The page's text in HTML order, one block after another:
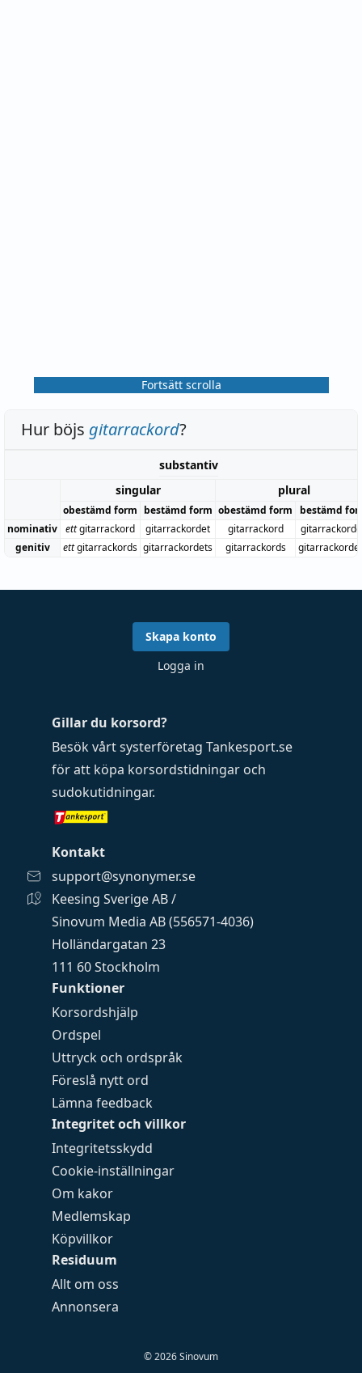
Fortsätt scrolla
Hur böjs gitarrackord?
substantiv
singular
plural
obestämd form bestämd form obestämd form
bestämd
nominativ ettgitarrackord gitarrackordet gitarrackord
genitiv
ettgitarrackords gitarrackordets gitarrackords
Funktioner
Korsordshjälp
Ordspel
Uttryck och ordspråk
Föreslå nytt ord
Lämna feedback
Integritet och villkor
Integritetsskydd
Cookie-inställningar
Om kakor
Medlemskap
Köpvillkor
Residuum
Allt om oss
Annonsera
Gillar du korsord?
Besök vårt systerföretag Tankesport.se
för att köpa korsordstidningar och
sudokutidningar.
Kontakt
support@synonymer.se
Keesing Sverige AB /
Sinovum Media AB (556571-4036)
Holländargatan 23
111 60 Stockholm
Skapa konto
Logga in
©2026Sinovum